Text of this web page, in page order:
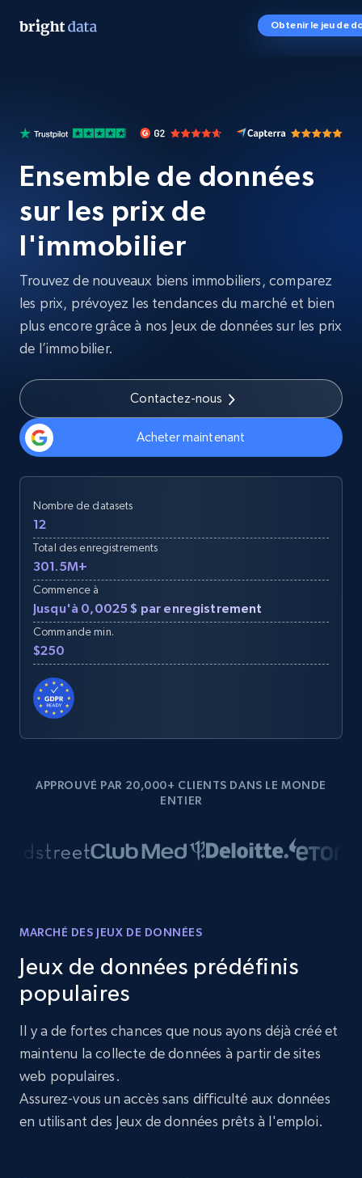
Obtenir le jeu de
Ensemble de données
sur les prix de
l'immobilier
Trouvez de nouveaux biens immobiliers, comparez
les prix, prévoyez les tendances du marché et bien
plus encore grâce à nos Jeux de données sur les prix
de l’immobilier.
Contactez-nous
Acheter maintenant
Nombre de datasets
12
Total des enregistrements
301.5M+
Commence à
Jusqu'à 0,0025 $ par enregistrement
Commande min.
$250
APPROUVÉ PAR 20,000+ CLIENTS DANS LE MONDE
ENTIER
MARCHÉ DES JEUX DE DONNÉES
Jeux de données prédéfinis
populaires
Il y a de fortes chances que nous ayons déjà créé et
maintenu la collecte de données à partir de sites
web populaires.
Assurez-vous un accès sans difficulté aux données
en utilisant des Jeux de données prêts à l'emploi.